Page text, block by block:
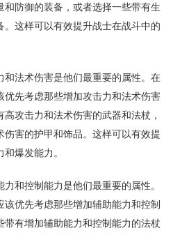
防御的装备，或者选择一些带有生
这样可以有效提升战士在战斗中的
和法术伤害是他们最重要的属性。在
优先考虑那些增加攻击力和法术伤害
攻击力和法术伤害的武器和法杖，
害的护甲和饰品。这样可以有效提
爆发能力。
和控制能力是他们最重要的属性。
优先考虑那些增加辅助能力和控制
有增加辅助能力和控制能力的法杖